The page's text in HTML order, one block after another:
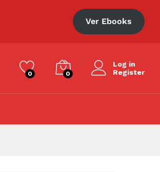
Ver Ebooks
0 0
Log in
Register